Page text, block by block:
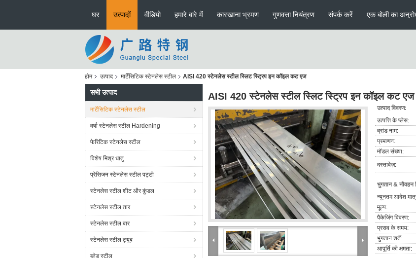
घर उत्पादों वीडियो हमारे बारे में कारखाना भ्रमण गुणवत्ता नियंत्रण संपर्क करें एक बोली का
होम उत्पाद मार्टेंसिटिक स्टेनलेस स्टील AISI 420 स्टेनलेस स्टील स्लिट स्ट्रिप इन कॉइल कट एज
सभी उत्पाद
मार्टेंसिटिक स्टेनलेस स्टील
वर्षा स्टेनलेस स्टील Hardening
फेरिटिक स्टेनलेस स्टील
विशेष मिश्र धातु
प्रेसिजन स्टेनलेस स्टील पट्टी
स्टेनलेस स्टील शीट और कुंडल
स्टेनलेस स्टील तार
स्टेनलेस स्टील बार
स्टेनलेस स्टील ट्यूब
ब्लेड स्टील
AISI 420 स्टेनलेस स्टील स्लिट स्ट्रिप इन कॉइल कट एज
उत्पाद विवरण:
उत्पत्ति के प्लेस:
ब्रांड नाम:
प्रमाणन:
मॉडल संख्या:
दस्तावेज़:
भुगतान & नौवहन
न्यूनतम आदेश
मूल्य:
पैकेजिंग विवरण:
प्रसव के समय:
भुगतान शर्तें:
आपूर्ति की क्षमता: